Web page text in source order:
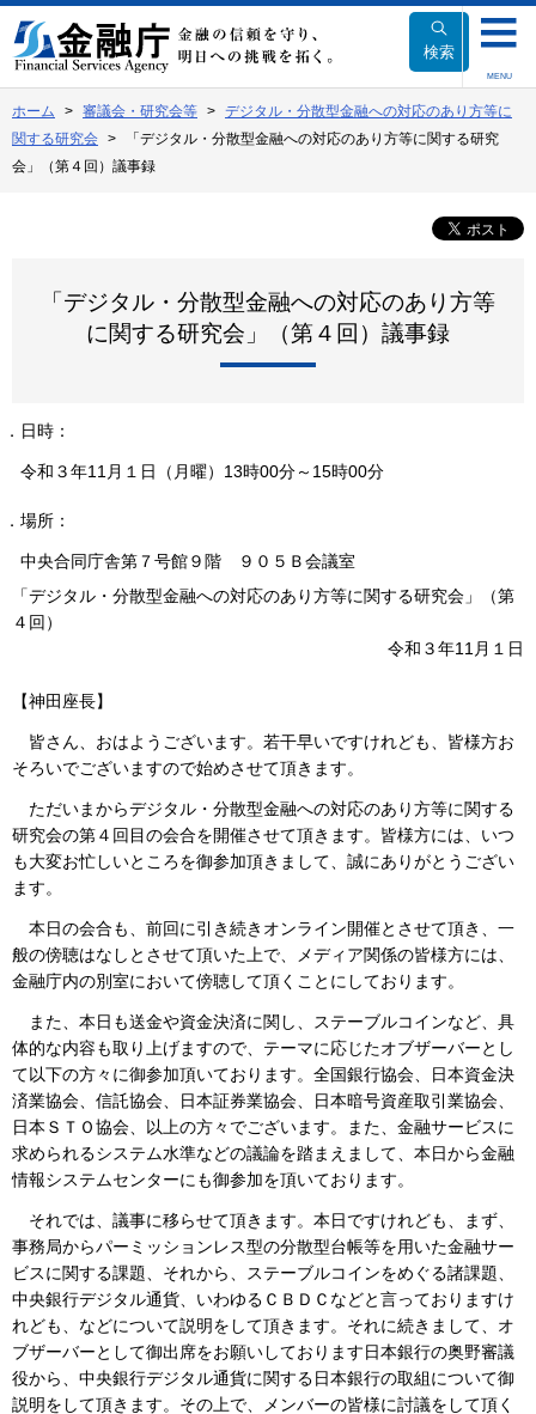
文
へ
動
検索
MENU
ホーム 審議会・研究会等
デジタル・分散型金融への対応のあり方等に
関する研究会
「デジタル・分散型金融への対応のあり方等に関する研究
会」（第４回）議事録
「デジタル・分散型金融への対応のあり方等
に関する研究会」（第４回）議事録
日時：
令和３年11月１日（月曜）13時00分～15時00分
場所：
中央合同庁舎第７号館９階 ９０５Ｂ会議室
「デジタル・分散型金融への対応のあり方等に関する研究会」（第
４回）
令和３年11月１日
【神田座長】
皆さん、おはようございます。若干早いですけれども、皆様方お
そろいでございますので始めさせて頂きます。
ただいまからデジタル・分散型金融への対応のあり方等に関する
研究会の第４回目の会合を開催させて頂きます。皆様方には、いつ
も大変お忙しいところを御参加頂きまして、誠にありがとうござい
ます。
本日の会合も、前回に引き続きオンライン開催とさせて頂き、一
般の傍聴はなしとさせて頂いた上で、メディア関係の皆様方には、
金融庁内の別室において傍聴して頂くことにしております。
また、本日も送金や資金決済に関し、ステーブルコインなど、具
体的な内容も取り上げますので、テーマに応じたオブザーバーとし
て以下の方々に御参加頂いております。全国銀行協会、日本資金決
済業協会、信託協会、日本証券業協会、日本暗号資産取引業協会、
日本ＳＴＯ協会、以上の方々でございます。また、金融サービスに
求められるシステム水準などの議論を踏まえまして、本日から金融
情報システムセンターにも御参加を頂いております。
それでは、議事に移らせて頂きます。本日ですけれども、まず、
事務局からパーミッションレス型の分散型台帳等を用いた金融サー
ビスに関する課題、それから、ステーブルコインをめぐる諸課題、
中央銀行デジタル通貨、いわゆるＣＢＤＣなどと言っておりますけ
れども、などについて説明をして頂きます。それに続きまして、オ
ブザーバーとして御出席をお願いしております日本銀行の奥野審議
役から、中央銀行デジタル通貨に関する日本銀行の取組について御
説明をして頂きます。その上で、メンバーの皆様に討議をして頂く